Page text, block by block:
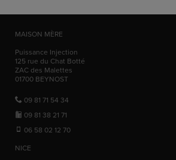
MAISON MÈRE
Puissance Injection
125 rue du Chat Botté
ZAC des Malettes
01700 BEYNOST
09 81 71 54 34
09 81 38 21 71
06 58 02 12 70
NICE